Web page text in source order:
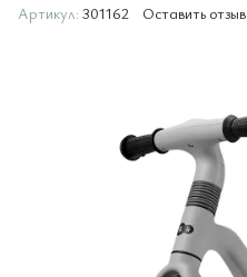
Артикул: 301162 Оставить отзыв